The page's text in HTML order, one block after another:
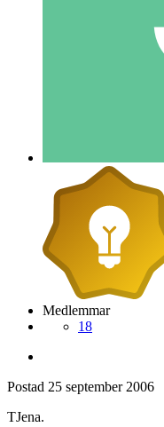
Medlemmar
18
Postad 25 september 2006
TJena.